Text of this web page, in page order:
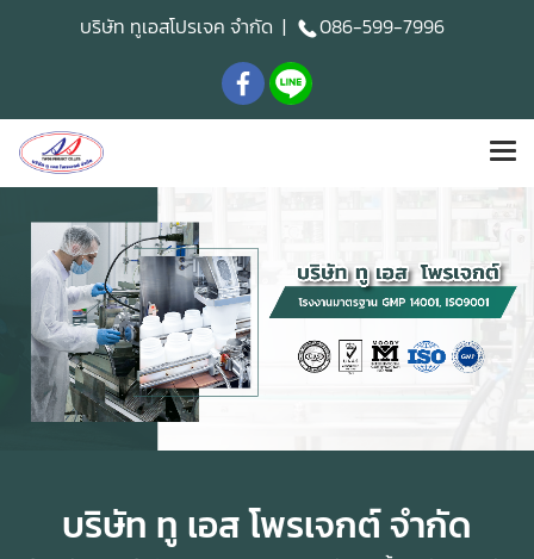
บริษัท ทูเอสโปรเจค จำกัด | 086-599-7996
บริษัท ทู เอส โพรเจกต์ จำกัด